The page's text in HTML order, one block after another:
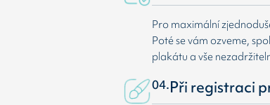
Pro maximální
Poté se vám ozveme,
plakátu a vše
04.Při registraci